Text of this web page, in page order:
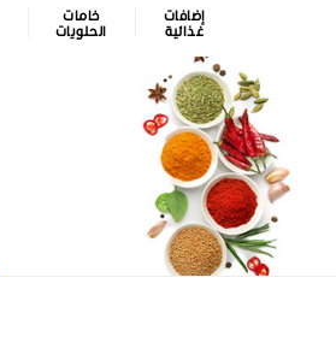
إضافات
غذائية
خامات
الحلويات